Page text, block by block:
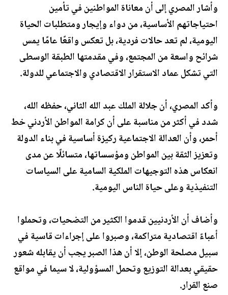
وأشار المصري إلى أن معاناة المواطنين في تأمين
احتياجاتهم الأساسية، من دواء وإيجار ومتطلبات الحياة
اليومية، لم تعد حالات فردية، بل تعكس واقعًا عامًا يمس
شرائح واسعة من المجتمع، وفي مقدمتها الطبقة الوسطى
التي تشكل عماد الاستقرار الاقتصادي والاجتماعي للدولة.
وأكد المصري، أن جلالة الملك عبد الله الثاني، حفظه الله،
شدد في أكثر من مناسبة على أن كرامة المواطن الأردني خط
أحمر، وأن العدالة الاجتماعية ركيزة أساسية في بناء الدولة
وتعزيز الثقة بين المواطن ومؤسساتها، متسائلًا عن مدى
انعكاس هذه التوجيهات الملكية السامية على السياسات
التنفيذية وعلى حياة الناس اليومية.
وأضاف أن الأردنيين قدموا الكثير من التضحيات، وتحملوا
أعباءً اقتصادية متراكمة، وصبروا على إجراءات قاسية في
سبيل مصلحة الوطن، إلا أن هذا الصبر يجب أن يقابله شعور
حقيقي بعدالة التوزيع وتحمل المسؤولية، لا سيما في مواقع
صنع القرار.